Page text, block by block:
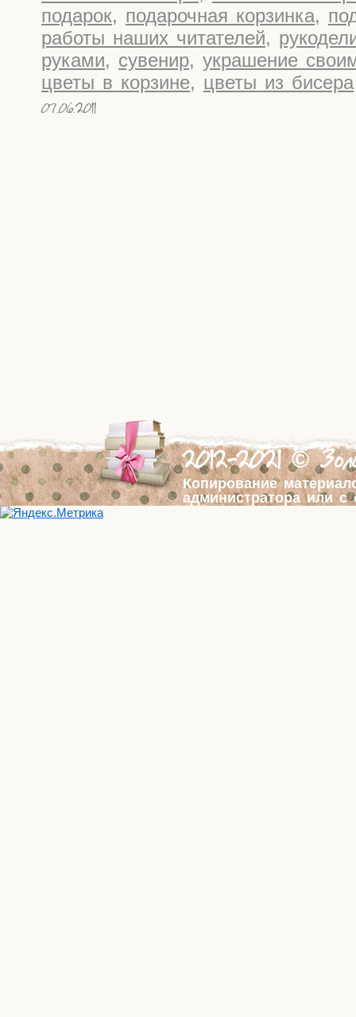
подарок, подарочная корзинка,
работы наших читателей,
руками, сувенир, украшение
цветы в корзине, цветы из бисера
07.06.2011
2012-2021 ©
Копирование
администратора или с